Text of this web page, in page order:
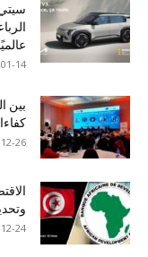
14
بين
26
24